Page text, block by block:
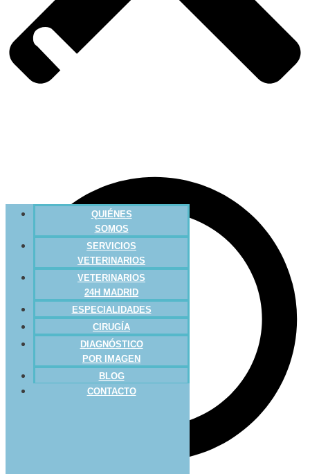
QUIÉNES
SOMOS
SERVICIOS
VETERINARIOS
VETERINARIOS
24H MADRID
ESPECIALIDADES
CIRUGÍA
DIAGNÓSTICO
POR IMAGEN
BLOG
CONTACTO